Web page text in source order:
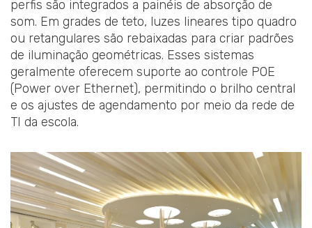
perfis são integrados a painéis de absorção de
som. Em grades de teto, luzes lineares tipo quadro
ou retangulares são rebaixadas para criar padrões
de iluminação geométricas. Esses sistemas
geralmente oferecem suporte ao controle POE
(Power over Ethernet), permitindo o brilho central
e os ajustes de agendamento por meio da rede de
TI da escola.